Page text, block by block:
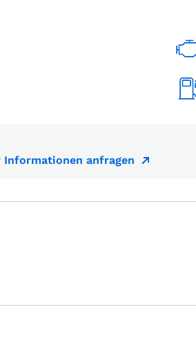
anfragen